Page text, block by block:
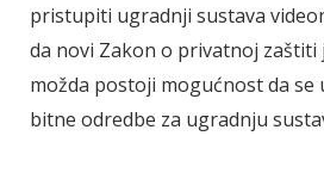
pristupiti ugradnji sustava
da novi Zakon o privatnoj zaštiti
možda postoji mogućnost da
bitne odredbe za ugradnju